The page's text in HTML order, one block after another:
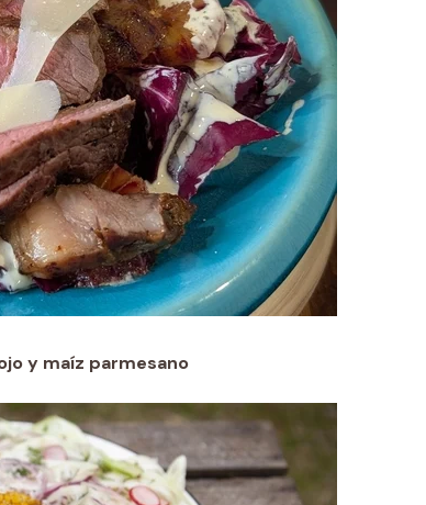
y maíz parmesano